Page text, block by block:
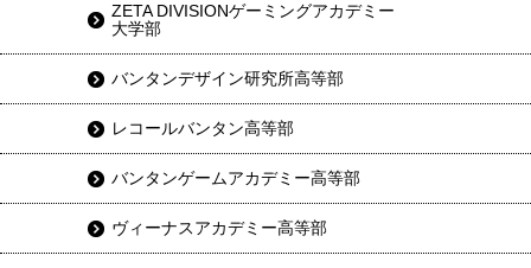
ZETA DIVISIONゲーミングアカデミー
大学部
バンタンデザイン研究所高等部
レコールバンタン高等部
バンタンゲームアカデミー高等部
ヴィーナスアカデミー高等部